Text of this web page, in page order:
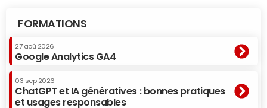
FORMATIONS
27 aoû 2026
Google Analytics GA4
03 sep 2026
ChatGPT et IA génératives : bonnes pratiques
et usages responsables